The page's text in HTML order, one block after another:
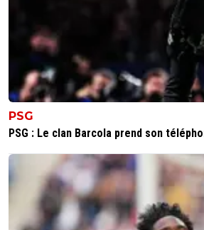
PSG
PSG : Le clan Barcola prend son